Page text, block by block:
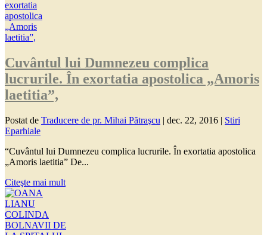
Cuvântul lui Dumnezeu complica
lucrurile. În exortatia apostolica „Amoris
laetitia”,
Postat de Traducere de pr. Mihai Pătraşcu | dec. 22, 2016 | Stiri
Eparhiale
“Cuvântul lui Dumnezeu complica lucrurile. În exortatia apostolica
„Amoris laetitia” De...
Citeşte mai mult